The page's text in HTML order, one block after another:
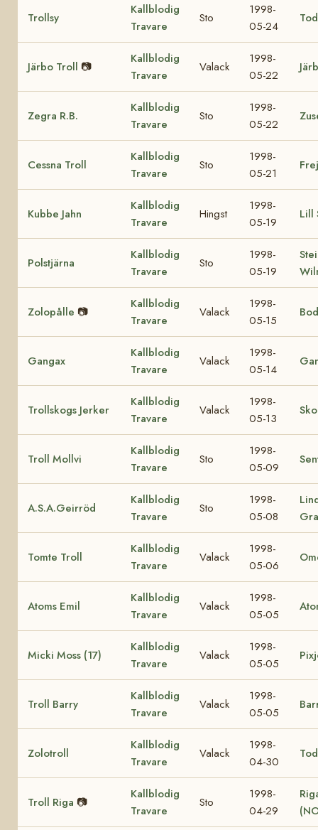
Trollsy
Kallblodig
Travare
Sto
1998-
05-24
Järbo Troll 📷
Kallblodig
Travare
Valack
1998-
05-22
Zegra R.B.
Kallblodig
Travare
Sto
1998-
05-22
Cessna Troll
Kallblodig
Travare
Sto
1998-
05-21
Kubbe Jahn
Kallblodig
Travare
Hingst
1998-
05-19
Lill
Polstjärna
Kallblodig
Travare
Sto
1998-
05-19
Zolopålle 📷
Kallblodig
Travare
Valack
1998-
05-15
Gangax
Kallblodig
Travare
Valack
1998-
05-14
Trollskogs Jerker
Kallblodig
Travare
Valack
1998-
05-13
Troll Mollvi
Kallblodig
Travare
Sto
1998-
05-09
A.S.A.Geirröd
Kallblodig
Travare
Sto
1998-
05-08
Tomte Troll
Kallblodig
Travare
Valack
1998-
05-06
Atoms Emil
Kallblodig
Travare
Valack
1998-
05-05
Micki Moss (17)
Kallblodig
Travare
Valack
1998-
05-05
Troll Barry
Kallblodig
Travare
Valack
1998-
05-05
Zolotroll
Kallblodig
Travare
Valack
1998-
04-30
Troll Riga 📷
Kallblodig
Travare
Sto
1998-
04-29